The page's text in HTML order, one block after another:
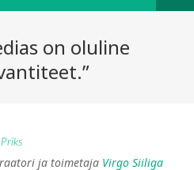
on oluline
ja toimetaja Virgo Siiliga